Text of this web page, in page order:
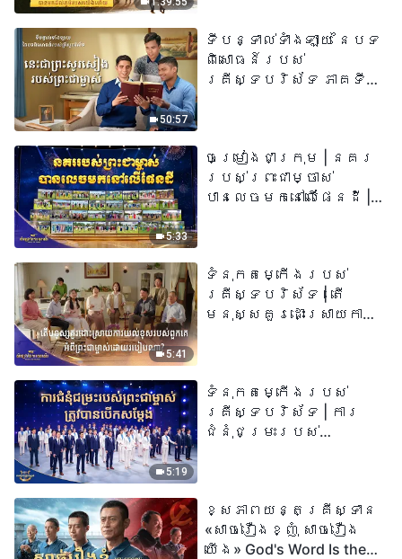
50:57
ទីបន្ទាល់ទាំងឡាយ នៃបទ
ពិសោធន៍របស់
គ្រីស្ទបរិស័ទ ភាគទី
5:33
ចម្រៀងជាក្រុម | នគរ
របស់ព្រះជាម្ចាស់
បានលេចមកនៅលើផែនដី |
5:41
ទំនុកតម្កើង​របស់​
គ្រីស្ទបរិស័ទ​ | តើ
មនុស្សគួរដោះស្រាយការ
២០២៦
5:19
ទំនុកតម្កើង​របស់​
គ្រីស្ទបរិស័ទ | ការ
ជំនុំជម្រះរបស់
ខ្សែភាពយន្តគ្រីស្ទាន
«សាច់រឿងខ្ញុំ សាច់រឿង
យើង» God's Word Is the